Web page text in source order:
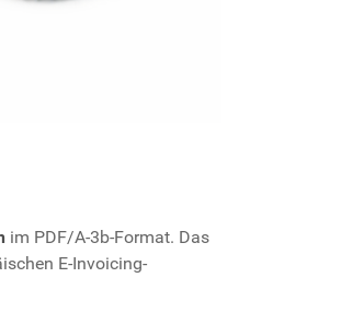
im PDF/A-3b-Format. Das
E-Invoicing-